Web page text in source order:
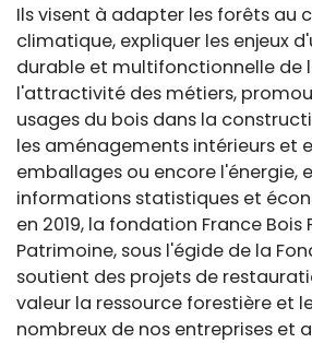
Ils visent à adapter les forêts au
climatique, expliquer les enjeux
durable et multifonctionnelle de
l'attractivité des métiers,
usages du bois dans la
les aménagements intérieurs et
emballages ou encore l'énergie,
informations statistiques et
en 2019, la fondation France
Patrimoine, sous l'égide de la
soutient des projets de
valeur la ressource forestière et
nombreux de nos entreprises et